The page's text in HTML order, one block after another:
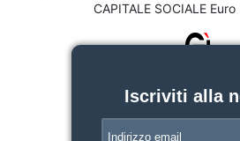
CAPITALE SOCIALE
Iscriviti alla